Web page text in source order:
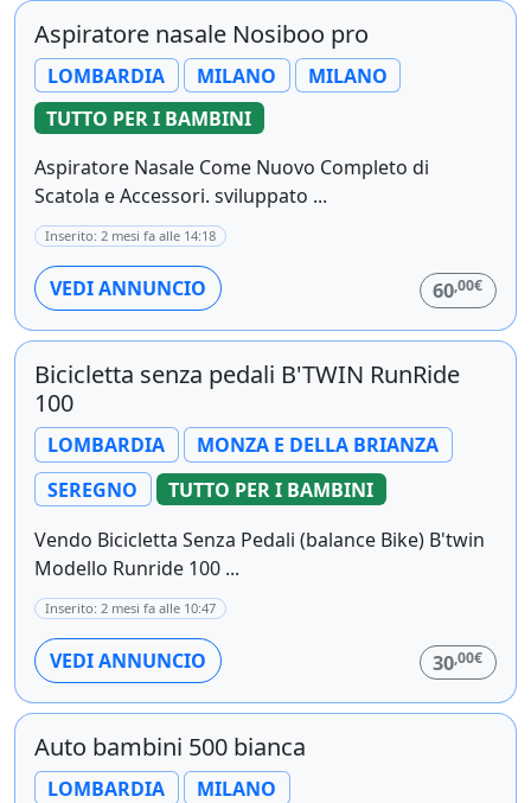
Aspiratore nasale Nosiboo pro
LOMBARDIA MILANO
MILANO
TUTTO PER I BAMBINI
Aspiratore Nasale Come Nuovo Completo di
Scatola e Accessori. sviluppato ...
Inserito: 2 mesi fa alle 14:18
VEDI ANNUNCIO 60,00€
Bicicletta senza pedali B'TWIN RunRide
100
LOMBARDIA
MONZA E DELLA BRIANZA
SEREGNO
TUTTO PER I BAMBINI
Vendo Bicicletta Senza Pedali (balance Bike) B'twin
Modello Runride 100 ...
Inserito: 2 mesi fa alle 10:47
VEDI ANNUNCIO 30,00€
Auto bambini 500 bianca
LOMBARDIA
MILANO